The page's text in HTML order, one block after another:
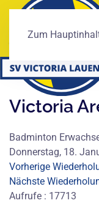
Zum
Victoria
Badminton
Donnerstag, 18.
Vorherige
Nächste
Aufrufe : 17713